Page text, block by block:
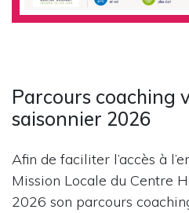
Parcours coaching
saisonnier 2026
Afin de faciliter l’accès à
Mission Locale du Centre
2026 son parcours